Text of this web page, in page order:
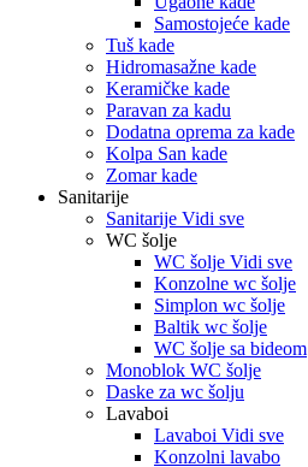
Samostojeće kade
Tuš kade
Hidromasažne kade
Keramičke kade
Paravan za kadu
Dodatna oprema za kade
Kolpa San kade
Zomar kade
Sanitarije
Sanitarije Vidi sve
WC šolje
WC šolje Vidi sve
Konzolne wc šolje
Simplon wc šolje
Baltik wc šolje
WC šolje sa bideom
Monoblok WC šolje
Daske za wc šolju
Lavaboi
Lavaboi Vidi sve
Konzolni lavabo